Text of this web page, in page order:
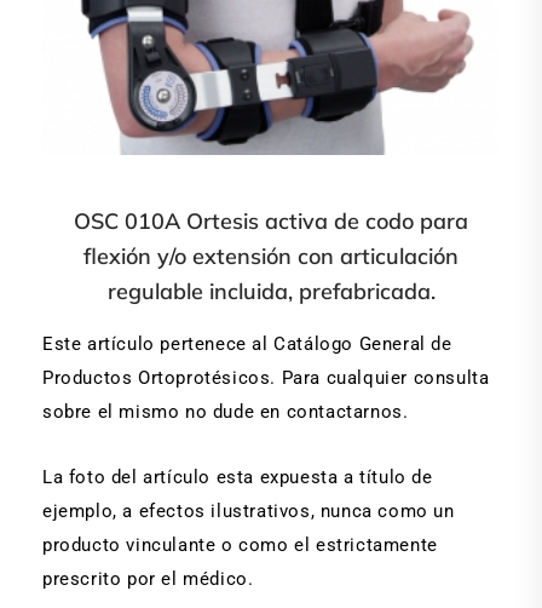
OSC 010A Ortesis activa de codo para
flexión y/o extensión con articulación
regulable incluida, prefabricada.
Este artículo pertenece al Catálogo General de
Productos Ortoprotésicos. Para cualquier consulta
sobre el mismo no dude en contactarnos.
La foto del artículo esta expuesta a título de
ejemplo, a efectos ilustrativos, nunca como un
producto vinculante o como el estrictamente
prescrito por el médico.